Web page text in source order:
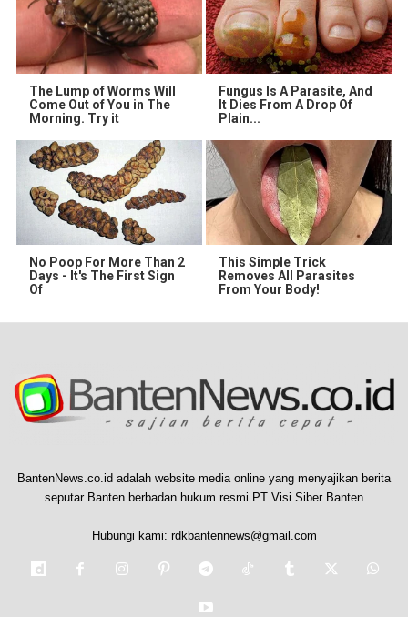
The Lump of Worms Will
Come Out of You in The
Morning. Try it
Fungus Is A Parasite, And
It Dies From A Drop Of
Plain...
No Poop For More Than 2
Days - It's The First Sign
Of
This Simple Trick
Removes All Parasites
From Your Body!
BantenNews.co.id adalah website media online yang menyajikan berita
seputar Banten berbadan hukum resmi PT Visi Siber Banten
Hubungi kami: rdkbantennews@gmail.com